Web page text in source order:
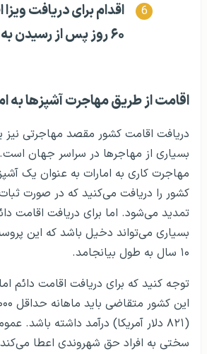
اقدام برای دریافت
۶۰ روز پس از رسیدن به امارات
اقامت از طریق مهاجرت آشپزها به
دریافت اقامت کشور مقصد مهاجرتی نیز
بسیاری از مهاجرها در سراسر جهان
مهاجرت کاری به امارات به عنوان یک
کشور را دریافت می‌کنید که در صورت
تمدید می‌شود. اما برای دریافت اقامت
بسیاری می‌تواند دخیل باشد که این
۱۰ سال به طول بیانجامد.
توجه کنید که برای دریافت اقامت دائم
(۸۲۱ دلار آمریکا) درآمد داشته باشد.
سختی به افراد حق شهروندی اعطا